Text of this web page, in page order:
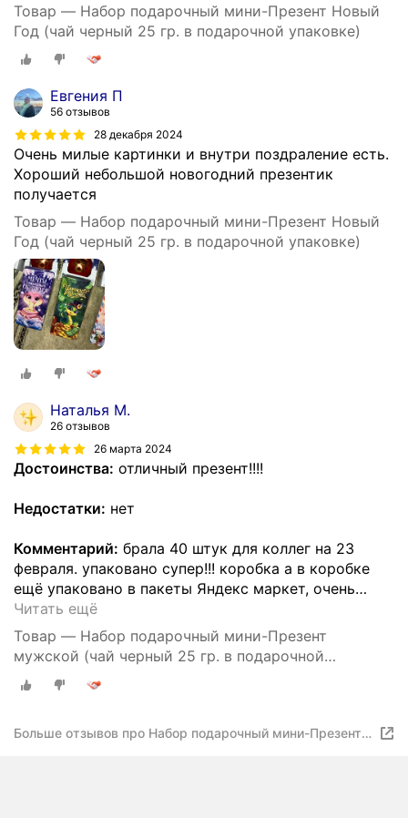
Товар — Набор подарочный мини-Презент Новый
Год (чай черный 25 гр. в подарочной упаковке)
Евгения П
56 отзывов
28 декабря 2024
Очень милые картинки и внутри поздраление есть.
Хороший небольшой новогодний презентик
получается
Товар — Набор подарочный мини-Презент Новый
Год (чай черный 25 гр. в подарочной упаковке)
Наталья М.
26 отзывов
26 марта 2024
Достоинства: отличный презент!!!!
Недостатки: нет
Комментарий: брала 40 штук для коллег на 23
февраля. упаковано супер!!! коробка а в коробке
ещё упаковано в пакеты Яндекс маркет, очень…
Читать ещё
Товар — Набор подарочный мини-Презент
мужской (чай черный 25 гр. в подарочной
упаковке)
Больше отзывов про Набор подарочный мини-Презент